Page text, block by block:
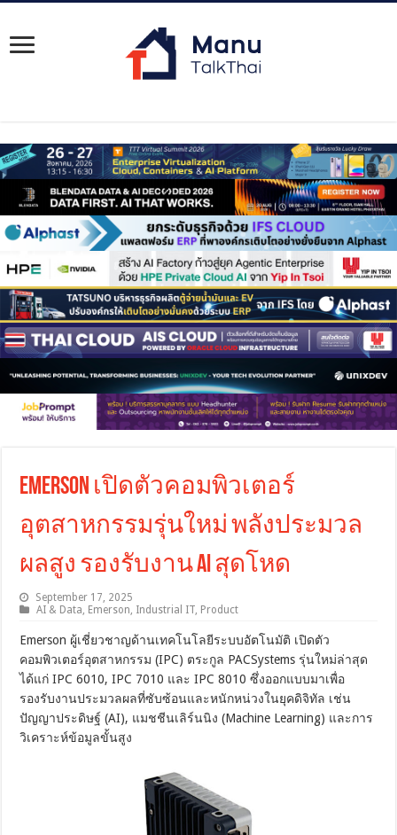
Emerson เปิดตัวคอมพิวเตอร์
อุตสาหกรรมรุ่นใหม่ พลังประมวล
ผลสูง รองรับงาน AI สุดโหด
September 17, 2025
AI & Data Emerson Industrial IT Product
Emerson ผู้เชี่ยวชาญด้านเทคโนโลยีระบบอัตโนมัติ เปิดตัว
คอมพิวเตอร์อุตสาหกรรม (IPC) ตระกูล PACSystems รุ่นใหม่ล่าสุด
ได้แก่ IPC 6010, IPC 7010 และ IPC 8010 ซึ่งออกแบบมาเพื่อ
รองรับงานประมวลผลที่ซับซ้อนและหนักหน่วงในยุคดิจิทัล เช่น
ปัญญาประดิษฐ์ (AI), แมชชีนเลิร์นนิง (Machine Learning) และการ
วิเคราะห์ข้อมูลขั้นสูง